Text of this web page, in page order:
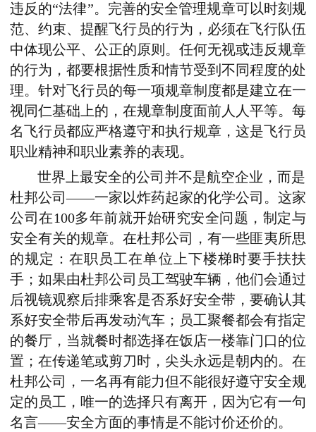
违反的“法律”。完善的安全管理规章可以时刻规
范、约束、提醒飞行员的行为，必须在飞行队伍
中体现公平、公正的原则。任何无视或违反规章
的行为，都要根据性质和情节受到不同程度的处
理。针对飞行员的每一项规章制度都是建立在一
视同仁基础上的，在规章制度面前人人平等。每
名飞行员都应严格遵守和执行规章，这是飞行员
职业精神和职业素养的表现。
世界上最安全的公司并不是航空企业，而是
杜邦公司——一家以炸药起家的化学公司。这家
公司在100多年前就开始研究安全问题，制定与
安全有关的规章。在杜邦公司，有一些匪夷所思
的规定：在职员工在单位上下楼梯时要手扶扶
手；如果由杜邦公司员工驾驶车辆，他们会通过
后视镜观察后排乘客是否系好安全带，要确认其
系好安全带后再发动汽车；员工聚餐都会有指定
的餐厅，当就餐时都选择在饭店一楼靠门口的位
置；在传递笔或剪刀时，尖头永远是朝内的。在
杜邦公司，一名再有能力但不能很好遵守安全规
定的员工，唯一的选择只有离开，因为它有一句
名言——安全方面的事情是不能讨价还价的。